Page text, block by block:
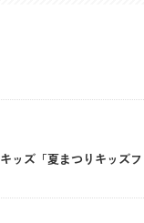
ッズ「夏まつりキッズ